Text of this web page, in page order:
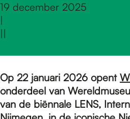
o
19 december 2025
|
||
Op 22 januari 2026 opent
onderdeel van
van de biënnale LENS,